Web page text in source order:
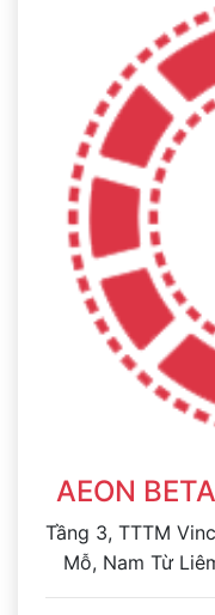
AEON
Tầng 3, TTTM
Mỗ, Nam Từ